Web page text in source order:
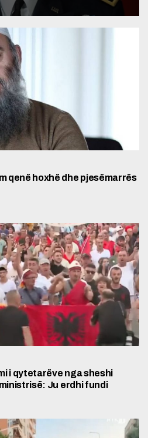
qenë hoxhë dhe pjesëmarrës
i qytetarëve nga sheshi
Ju erdhi fundi